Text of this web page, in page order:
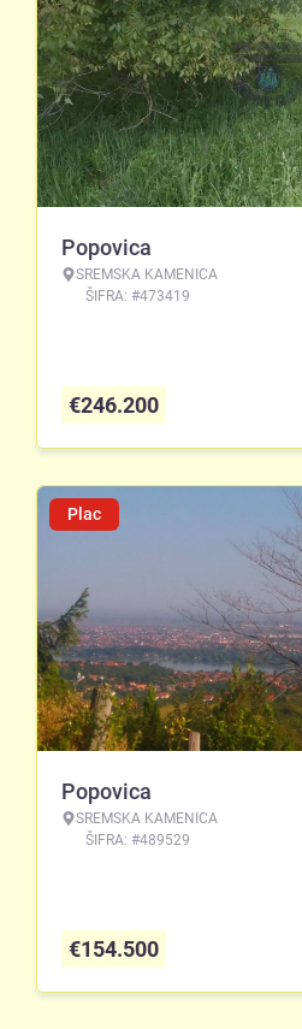
Popovica
SREMSKA KAMENICA
ŠIFRA: #473419
€246.200
Plac
Popovica
SREMSKA KAMENICA
ŠIFRA: #489529
€154.500